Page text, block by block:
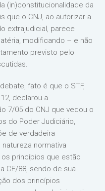
(in)constitucionalidade da
que o CNJ, ao autorizar a
extrajudicial, parece
modificando – e não
previsto pelo
fato é que o STF,
declarou a
7/05 do CNJ que vedou o
do Poder Judiciário,
de verdadeira
normativa
princípios que estão
CF/88, sendo de sua
dos princípios